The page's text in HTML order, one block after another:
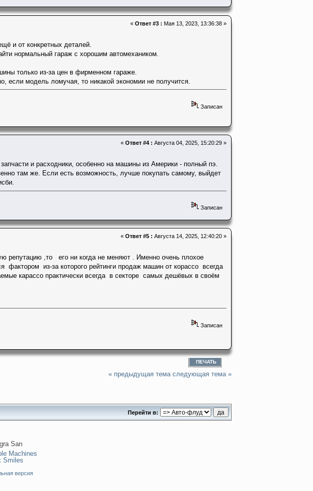
« Ответ #3 : Мая 13, 2023, 13:36:38 »
и от конкретных деталей.
нормальный гараж с хорошим автомехаником.
только из-за цен в фирменном гараже.
если модель ломучая, то никакой экономии не получится.
Записан
« Ответ #4 : Августа 04, 2025, 15:20:29 »
и расходники, особенно на машины из Америки - полный пэ.
там же. Если есть возможность, лучше покупать самому, выйдет
Записан
« Ответ #5 : Августа 14, 2025, 12:40:20 »
репутацию ,то его ни когда не меняют . Именно очень плохое
фактором из-за которого рейтинги продаж машин от корассо всегда
карассо практически всегда в секторе самых дешёвых в своём
Записан
ПЕЧАТЬ
« предыдущая тема следующая тема »
Перейти в:
San
Machines
Smiles
версия